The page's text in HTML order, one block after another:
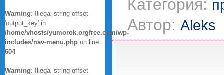
Warning: Illegal string offset
'output_key' in
/home/vhosts/yumorok.orgfree.com/wp-
includes/nav-menu.php on line
604
Warning: Illegal string offset
Категория:
Автор: Aleks